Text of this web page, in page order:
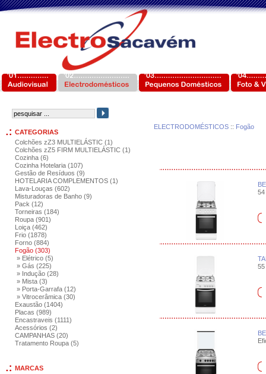
CATEGORIAS
Colchões zZ3 MULTIELÁSTIC (1)
Colchões zZ5 FIRM MULTIELÁSTIC (1)
Cozinha (6)
Cozinha Hotelaria (107)
Gestão de Resíduos (9)
HOTELARIA COMPLEMENTOS (1)
Lava-Louças (602)
Misturadoras de Banho (9)
Pack (12)
Torneiras (184)
Roupa (901)
Loiça (462)
Frio (1878)
Forno (884)
Fogão (303)
» Elétrico (5)
» Gás (225)
» Indução (28)
» Mista (3)
» Porta-Garrafa (12)
» Vitrocerâmica (30)
Exaustão (1404)
Placas (989)
Encastraveis (1111)
Acessórios (2)
CAMPANHAS (20)
Tratamento Roupa (5)
MARCAS
ELECTRODOMÉSTICOS :: Fogão
54
55